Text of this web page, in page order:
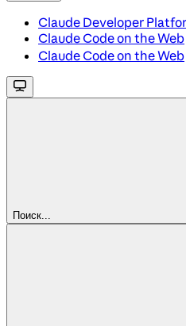
Claude Developer
Claude Code on the Web
Claude Code on the Web
Поиск...